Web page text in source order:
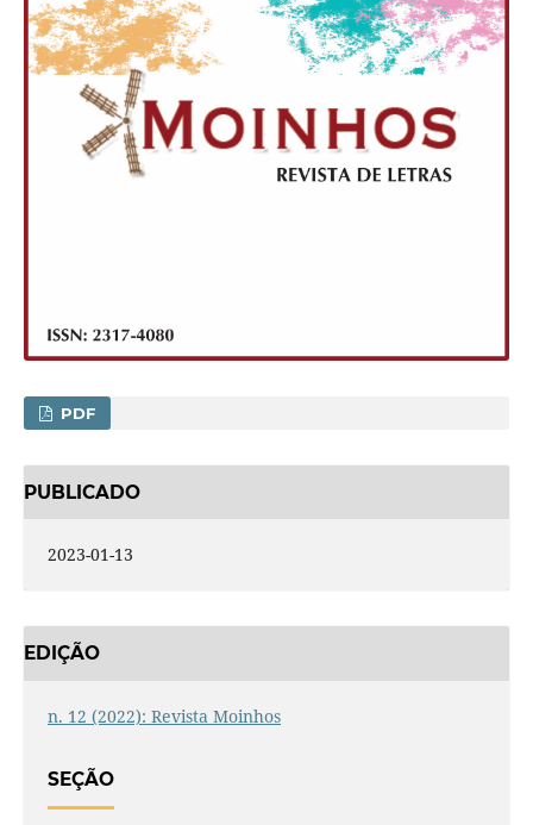
PDF
PUBLICADO
2023-01-13
EDIÇÃO
n. 12 (2022): Revista Moinhos
SEÇÃO